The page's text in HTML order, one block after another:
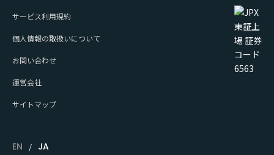
サービス利用規約
個人情報の取扱いについて
お問い合わせ
運営会社
サイトマップ
EN JA